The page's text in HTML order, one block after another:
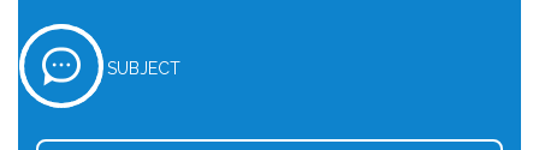
SUBJECT